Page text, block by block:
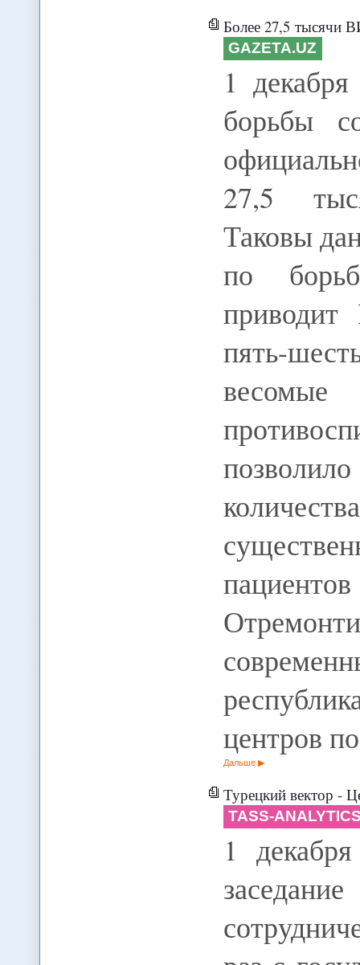
Более 27,5 тысячи
GAZETA.UZ
1
борьбы
27,5
Таковы
по
пять-
центров
Дальше
Турецкий вектор -
TASS-
1